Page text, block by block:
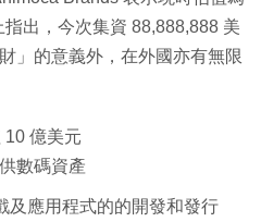
出，今次集資 88,888,888 美
」的意義外，在外國亦有無限
10 億美元
數碼資產
及應用程式的的開發和發行